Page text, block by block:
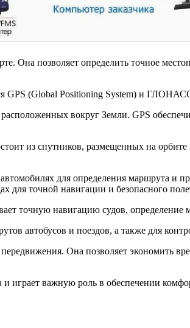
Она позволяет определить точное
(Global Positioning System) и
вокруг Земли. GPS
из спутников, размещенных на
для определения маршрута и
для точной навигации и безопасного
точную навигацию судов, определение
автобусов и поездов, а также для
Она позволяет экономить
играет важную роль в обеспечении